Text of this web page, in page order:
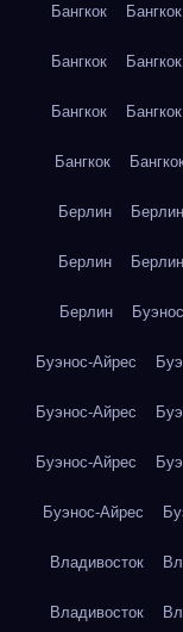
Бангкок Бангкок
Бангкок Бангкок
Бангкок Бангкок
Бангкок
Берлин Берлин
Берлин Берлин
Берлин
Буэнос-Айрес
Буэнос-Айрес
Буэнос-Айрес
Буэнос-Айрес
Владивосток
Владивосток